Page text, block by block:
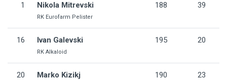
1 Nikola Mitrevski
RK Eurofarm Pelister
188 39
16 Ivan Galevski
RK Alkaloid
195 20
20 Marko Kizikj 190 23